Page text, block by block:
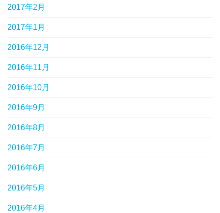
2017年2月
2017年1月
2016年12月
2016年11月
2016年10月
2016年9月
2016年8月
2016年7月
2016年6月
2016年5月
2016年4月